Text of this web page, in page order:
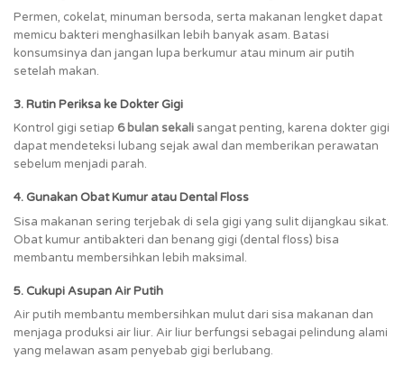
Permen, cokelat, minuman bersoda, serta makanan lengket dapat
memicu bakteri menghasilkan lebih banyak asam. Batasi
konsumsinya dan jangan lupa berkumur atau minum air putih
setelah makan.
3. Rutin Periksa ke Dokter Gigi
Kontrol gigi setiap 6 bulan sekali sangat penting, karena dokter gigi
dapat mendeteksi lubang sejak awal dan memberikan perawatan
sebelum menjadi parah.
4. Gunakan Obat Kumur atau Dental Floss
Sisa makanan sering terjebak di sela gigi yang sulit dijangkau sikat.
Obat kumur antibakteri dan benang gigi (dental floss) bisa
membantu membersihkan lebih maksimal.
5. Cukupi Asupan Air Putih
Air putih membantu membersihkan mulut dari sisa makanan dan
menjaga produksi air liur. Air liur berfungsi sebagai pelindung alami
yang melawan asam penyebab gigi berlubang.